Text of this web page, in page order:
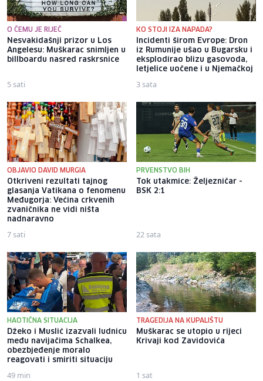
O ČEMU JE RIJEČ
Nesvakidašnji prizor u Los
Angelesu: Muškarac snimljen u
billboardu nasred raskrsnice
5 sati
KO STOJI IZA NAPADA?
Incidenti širom Evrope: Dron
iz Rumunije ušao u Bugarsku i
eksplodirao blizu gasovoda,
letjelice uočene i u Njemačkoj
3 sata
OBJAVIO DAVID MURGIA
Otkriveni rezultati tajnog
glasanja Vatikana o fenomenu
Međugorja: Većina crkvenih
zvaničnika ne vidi ništa
nadnaravno
7 sati
PRVENSTVO BIH
Tok utakmice: Željezničar -
BSK 2:1
22 sata
HAOTIČNA SITUACIJA
Džeko i Muslić izazvali ludnicu
među navijačima Schalkea,
obezbjeđenje moralo
reagovati i smiriti situaciju
49 min
TRAGEDIJA NA KUPALIŠTU
Muškarac se utopio u rijeci
Krivaji kod Zavidovića
1 sat